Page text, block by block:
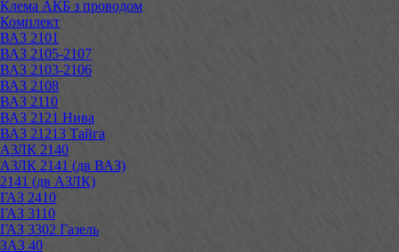
Клема АКБ з проводом
Комплект
ВАЗ 2101
ВАЗ 2105-2107
ВАЗ 2103-2106
ВАЗ 2108
ВАЗ 2110
ВАЗ 2121 Нива
ВАЗ 21213 Тайга
АЗЛК 2140
АЗЛК 2141 (дв ВАЗ)
2141 (дв АЗЛК)
ГАЗ 2410
ГАЗ 3110
ГАЗ 3302 Газель
ЗАЗ 40